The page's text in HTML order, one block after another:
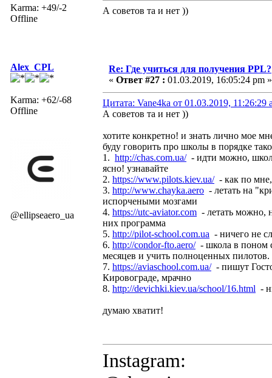
Karma: +49/-2
Offline
А советов та и нет ))
Alex_CPL
Karma: +62/-68
Offline
@ellipseaero_ua
Re: Где учиться для получения PPL?
« Ответ #27 : 01.03.2019, 16:05:24 pm »
Цитата: Vane4ka от 01.03.2019, 11:26:29
А советов та и нет ))
хотите конкретно! и знать лично мое
буду говорить про школы в порядке
1. http://chas.com.ua/- идти можно, школа
ясно! узнавайте
2. https://www.pilots.kiev.ua/- как по мне,
3. http://www.chayka.aero - летать на
испорчеными мозгами
4. https://utc-aviator.com - летать можно,
них программа
5. http://pilot-school.com.ua - ничего не
6. http://condor-fto.aero/- школа в поном
месяцев и учить полноценных
7. https://aviaschool.com.ua/- пишут
Кировограде, мрачно
8. http://devichki.kiev.ua/school/16.html -
думаю хватит!
Instagram: